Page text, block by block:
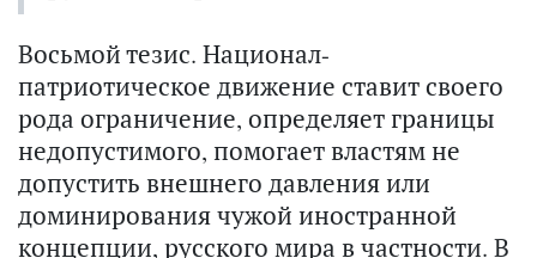
Восьмой тезис. Национал-
патриотическое движение ставит своего
рода ограничение, определяет границы
недопустимого, помогает властям не
допустить внешнего давления или
доминирования чужой иностранной
концепции, русского мира в частности. В